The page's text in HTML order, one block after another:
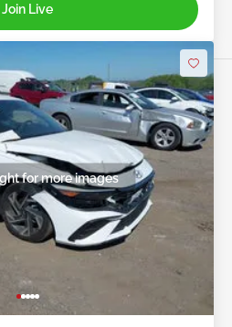
Join Live
for more images